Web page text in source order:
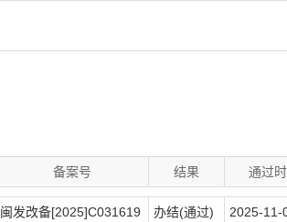
备案号 结果 通过
闽发改备[2025]C031619 办结(通过) 2025-11-